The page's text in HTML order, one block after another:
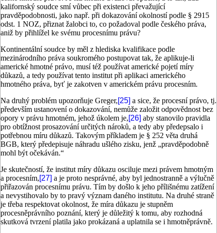
kalifornský soudce smí vůbec při existenci převažující
pravděpodobnosti, jako např. při dokazování okolností podle § 2915
odst. 1 NOZ, přiznat žalobci to, co požadoval podle českého práva,
aniž by přihlížel ke svému procesnímu právu?
Kontinentální soudce by měl z hlediska kvalifikace podle
mezinárodního práva soukromého postupovat tak, že aplikuje-li
americké hmotné právo, musí též používat americké pojetí míry
důkazů, a tedy používat tento institut při aplikaci amerického
hmotného práva, byť je zakotven v americkém právu procesním.
Na druhý problém upozorňuje Greger,[25] a sice, že procesní právo, tj.
především ustanovení o dokazování, nemůže založit odpovědnost bez
opory v právu hmotném, jehož úkolem je,[26] aby stanovilo pravidla
pro obtížnost prosazování určitých nároků, a tedy aby předepsalo i
potřebnou míru důkazů. Takovým příkladem je § 252 věta druhá
BGB, který předepisuje náhradu ušlého zisku, jenž „pravděpodobně
mohl být očekáván.“
Je skutečností, že institut míry důkazu osciluje mezi právem hmotným
a procesním,[27] a je proto nesprávné, aby byl jednostranně a výlučně
přiřazován procesnímu právu. Tím by došlo k jeho přílišnému zatížení
a nevystihovalo by to pravý význam daného institutu. Na druhé straně
je třeba respektovat okolnost, že míra důkazu je stupněm
procesněprávního poznání, který je důležitý k tomu, aby rozhodná
skutková tvrzení platila jako prokázaná a uplatnila se i hmotněprávně.